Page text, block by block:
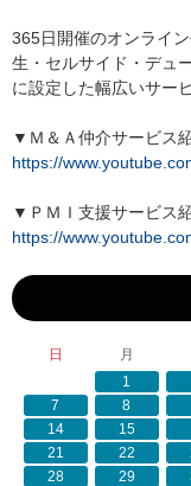
365日開催のオンライ
生・セルサイド・デュ
に設定した幅広いサー
▼Ｍ＆Ａ仲介サービス
https://
▼ＰＭＩ支援サービス
https://
日 月
1
7
8
14
15
21
22
28
29